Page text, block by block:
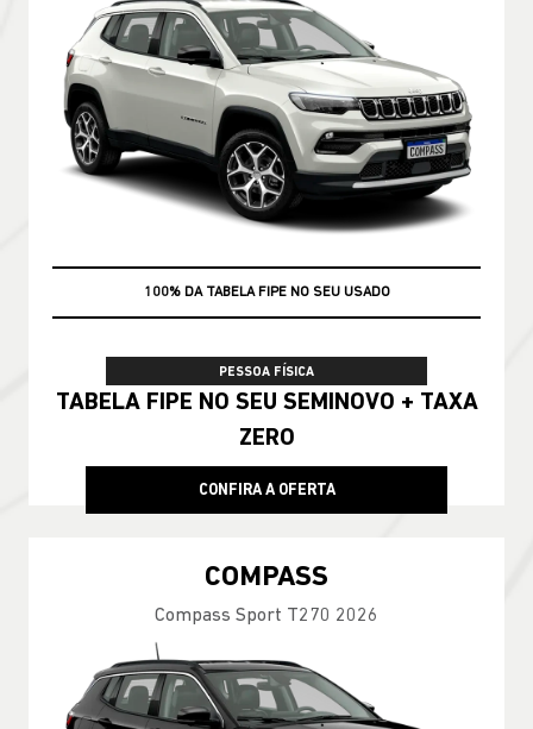
100% DA TABELA FIPE NO SEU USADO
PESSOA FÍSICA
TABELA FIPE NO SEU SEMINOVO + TAXA
ZERO
CONFIRA A OFERTA
COMPASS
Compass Sport T270 2026